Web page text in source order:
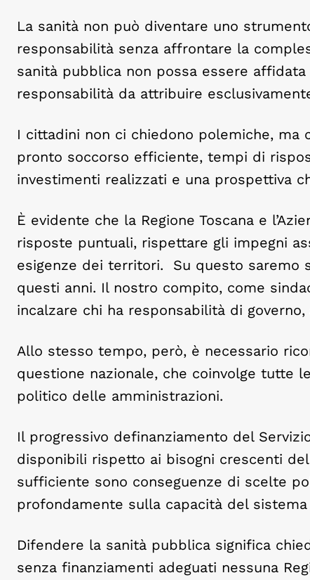
La sanità non può diventare uno
responsabilità senza affrontare la
sanità pubblica non possa essere
responsabilità da attribuire
I cittadini non ci chiedono polemiche, ma
pronto soccorso efficiente, tempi di
investimenti realizzati e una prospettiva
È evidente che la Regione Toscana e
risposte puntuali, rispettare gli impegni
esigenze dei territori. Su questo saremo
questi anni. Il nostro compito, come
incalzare chi ha responsabilità di governo,
Allo stesso tempo, però, è necessario
questione nazionale, che coinvolge tutte
politico delle amministrazioni.
Il progressivo definanziamento del
disponibili rispetto ai bisogni crescenti
sufficiente sono conseguenze di scelte
profondamente sulla capacità del
Difendere la sanità pubblica significa
senza finanziamenti adeguati nessuna